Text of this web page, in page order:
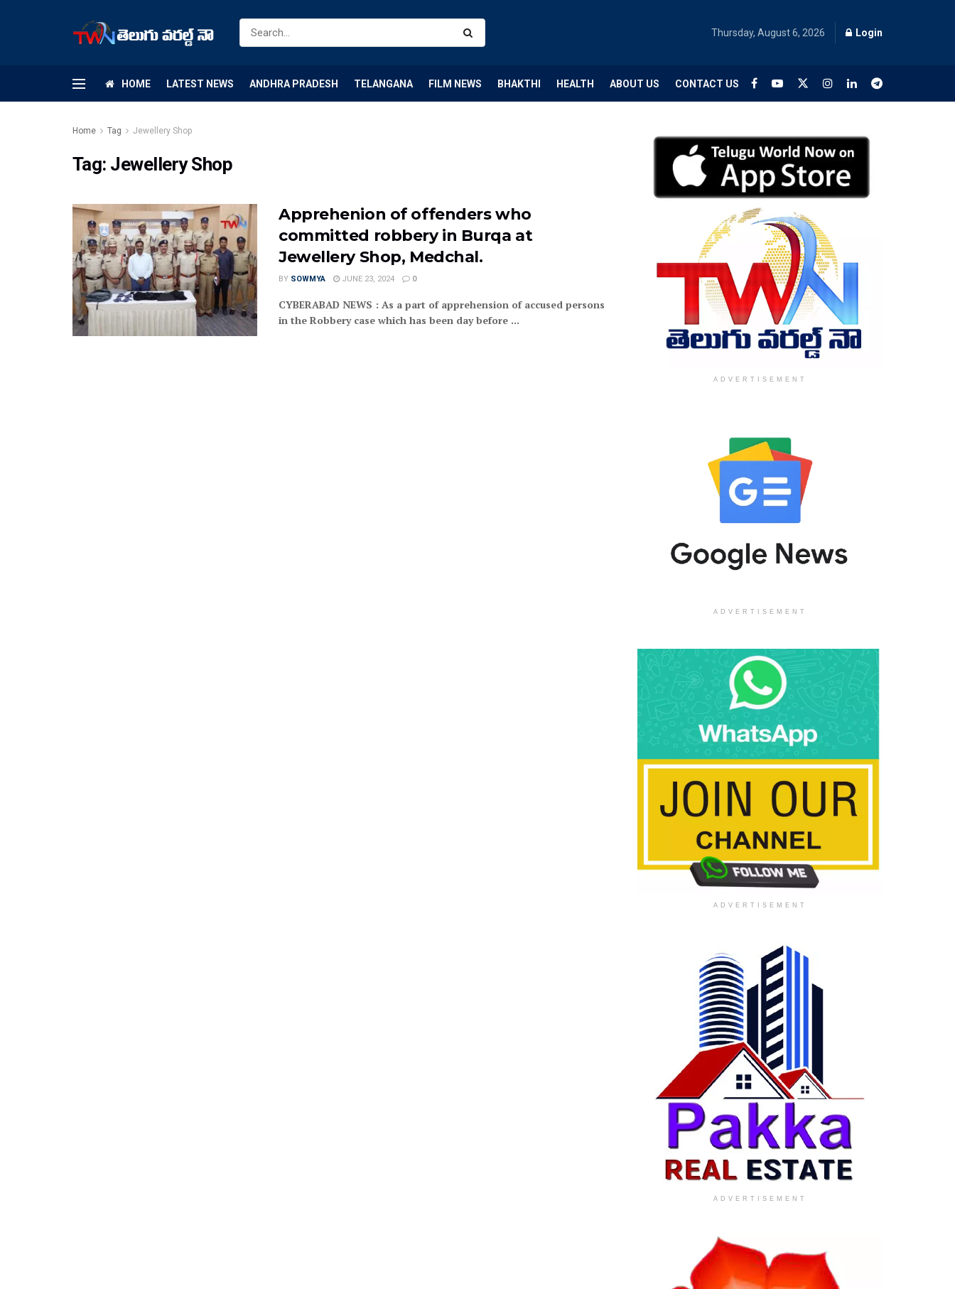
Thursday, August 6, 2026 Login
HOME LATEST NEWS ANDHRA PRADESH TELANGANA FILM NEWS BHAKTHI HEALTH ABOUT US CONTACT US
Home Tag Jewellery Shop
Tag: Jewellery Shop
Apprehenion of offenders who
committed robbery in Burqa at
Jewellery Shop, Medchal.
BY SOWMYA JUNE 23, 2024 0
CYBERABAD NEWS : As a part of apprehension of accused persons
in the Robbery case which has been day before ...
ADVERTISEMENT
ADVERTISEMENT
ADVERTISEMENT
ADVERTISEMENT